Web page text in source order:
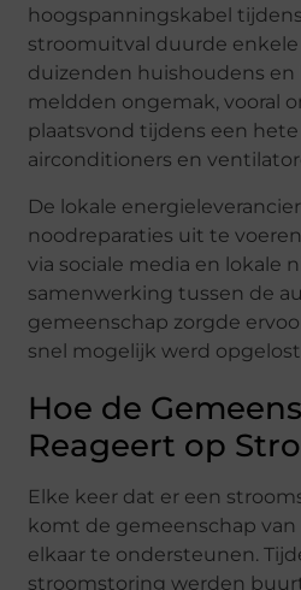
hoogspanningskabel
stroomuitval duurde
duizenden huishoudens en
meldden ongemak, vooral
plaatsvond tijdens een
airconditioners en
De lokale
noodreparaties uit te
via sociale media en lokale
samenwerking tussen de
gemeenschap zorgde
snel mogelijk werd
Hoe de
Reageert op
Elke keer dat er een
komt de gemeenschap
elkaar te ondersteunen.
stroomstoring werden